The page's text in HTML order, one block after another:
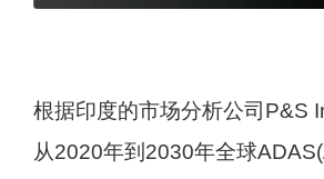
根据印度的市场分析公司P&S
从2020年到2030年全球